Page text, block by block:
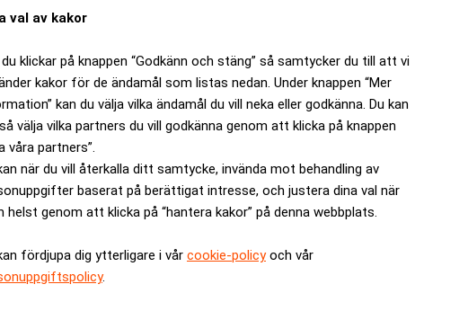
val av kakor
klickar på knappen “Godkänn och stäng” så samtycker du till att vi
kakor för de ändamål som listas nedan. Under knappen “Mer
kan du välja vilka ändamål du vill neka eller godkänna. Du kan
välja vilka partners du vill godkänna genom att klicka på knappen
våra partners”.
när du vill återkalla ditt samtycke, invända mot behandling av
baserat på berättigat intresse, och justera dina val när
helst genom att klicka på “hantera kakor” på denna webbplats.
fördjupa dig ytterligare i vår cookie-policyoch vår
.
i icke-säkerställda värdepapper från monetära finansinstitut. Det
på 9 727 miljarder bestod i slutet av mars till 78 procent av
Skulden ökade i både obligationer och
i svenska kronor med totalt 56 miljarder kronor medan
värdepappersskulden var 1,0 procent i mars. Det är en ökning med
från monetära finansinstitut som stod för den största ökningen
med totalt 126 miljarder kronor. Ökningen beror främst på
krona genemot dollarn.